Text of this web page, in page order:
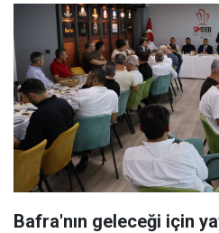
Bafra'nın geleceği için